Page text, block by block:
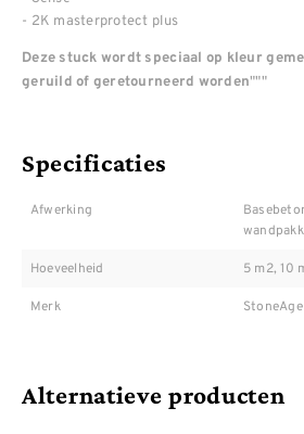
- 2K masterprotect plus
Deze stuck wordt speciaal op kleur
geruild of geretourneerd worden"""
Specificaties
Afwerking
Hoeveelheid 5 m2, 10
Merk StoneAge
Alternatieve producten